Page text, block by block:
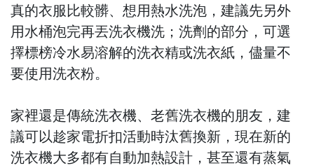
真的衣服比較髒、想用熱水洗泡，建議先另外
用水桶泡完再丟洗衣機洗；洗劑的部分，可選
擇標榜冷水易溶解的洗衣精或洗衣紙，儘量不
要使用洗衣粉。
家裡還是傳統洗衣機、老舊洗衣機的朋友，建
議可以趁家電折扣活動時汰舊換新，現在新的
洗衣機大多都有自動加熱設計，甚至還有蒸氣